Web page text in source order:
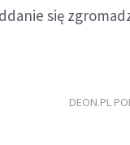
się
DEON.PL